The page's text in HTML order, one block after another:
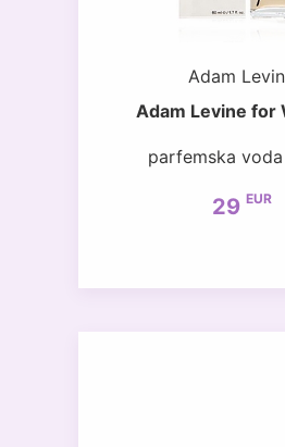
Adam
Adam Levine for
parfemska
29 EUR